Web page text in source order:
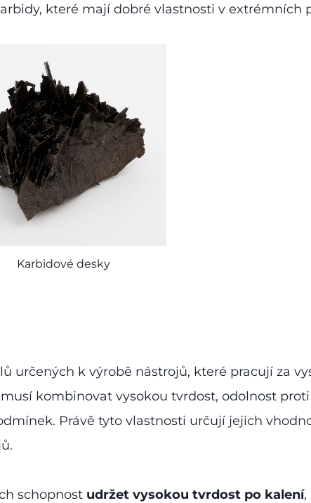
které mají dobré vlastnosti v extrémních
Karbidové desky
určených k výrobě nástrojů, které pracují za
kombinovat vysokou tvrdost, odolnost
Právě tyto vlastnosti určují jejich
schopnost udržet vysokou tvrdost po kalení,